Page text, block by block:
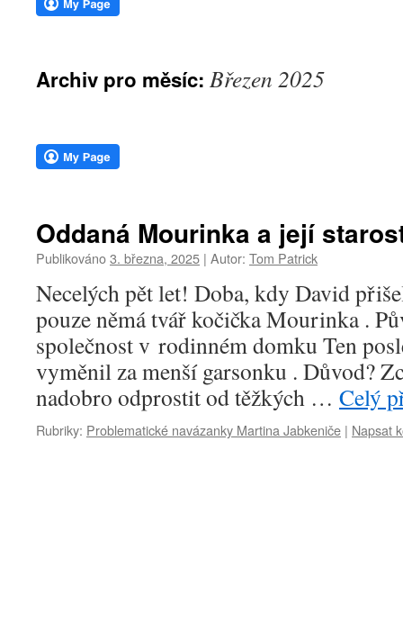
webu
Archiv pro měsíc: Březen 2025
Oddaná Mourinka a její
Publikováno3. března, 2025 | Autor: Tom Patrick
Necelých pět let! Doba, kdy David
pouze němá tvář kočička Mourinka .
společnost v rodinném domku Ten
vyměnil za menší garsonku . Důvod?
nadobro odprostit od těžkých … Celý
Rubriky: Problematické navázanky Martina Jabkeniče | Napsat